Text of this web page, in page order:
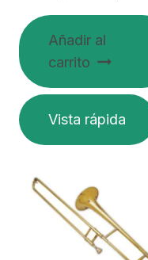
Añadir al
carrito
Vista rápida